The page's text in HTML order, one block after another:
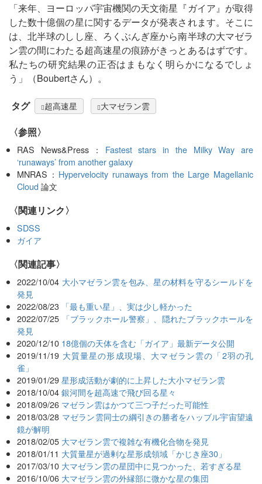
「来年、ヨーロッパ宇宙機関の天文衛星『ガイア』が取得
した数十億個の星に関するデータが発表されます。そこに
は、北半球のしし座、ろくぶんぎ座から南半球の大マゼラ
ン雲の間にわたる超高速星の痕跡がきっとあるはずです。
私たちの研究結果の正否はまもなく明らかになるでしょ
う」（Boubertさん）。
タグ 超高速星 大マゼラン雲
〈参照〉
RAS News&Press： Fastest stars in the Milky Way are
‘runaways’ from another galaxy
MNRAS： Hypervelocity runaways from the Large Magellanic
Cloud 論文
〈関連リンク〉
SDSS
ガイア
関連記事
2022/10/04 大小マゼラン雲を包み、星の材料を守るシールドを
発見
2022/08/23 「最も重い星」、実は少し軽かった
2022/07/25
「ブラックホール警察」、隠れたブラックホールを
発見
2020/12/10 18億個の天体を含む「ガイア」最新データ公開
2019/11/19 大質量星の形成現場、大マゼラン雲の「2羽の孔
雀」
2019/01/29 星形成活動が劇的に上昇した大小マゼラン雲
2018/10/04 銀河間を超高速で飛び回る星々
2018/09/26 マゼラン雲はかつて三つ子だった可能性
2018/03/28 マゼラン雲同士の綱引きの勝者をハッブル宇宙望遠
鏡が解明
2018/02/05 大マゼラン雲で複雑な有機化合物を発見
2018/01/11 大質量星が過剰な星形成領域「かじき座30」
2017/03/10 大マゼラン雲の星団中に見つかった、若すぎる星
2016/10/06 大マゼラン雲の外縁部に微かな星の集団